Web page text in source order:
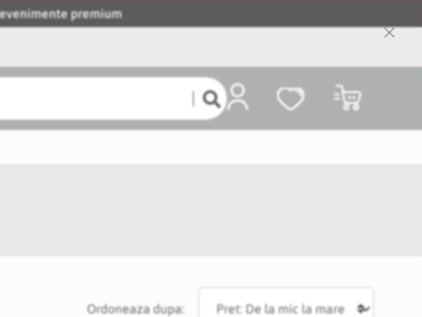
premium
Coșul meu
Ordoneaza dupa: